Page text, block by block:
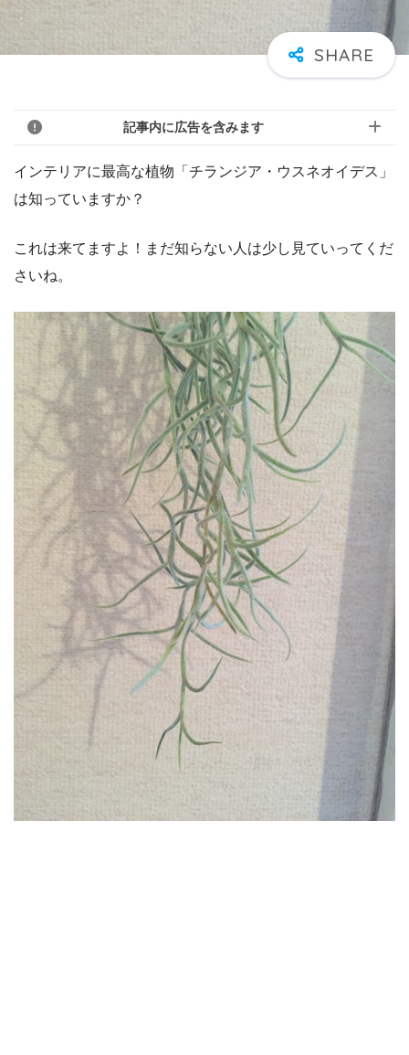
記事内に広告を含みます
インテリアに最高な植物「チランジア・ウスネオイデス」
は知っていますか？
これは来てますよ！まだ知らない人は少し見ていってくだ
さいね。